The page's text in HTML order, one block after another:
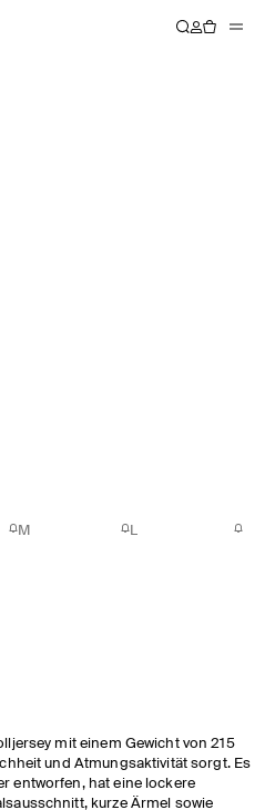
M L
mit einem Gewicht von 215
und Atmungsaktivität sorgt. Es
entworfen, hat eine lockere
kurze Ärmel sowie